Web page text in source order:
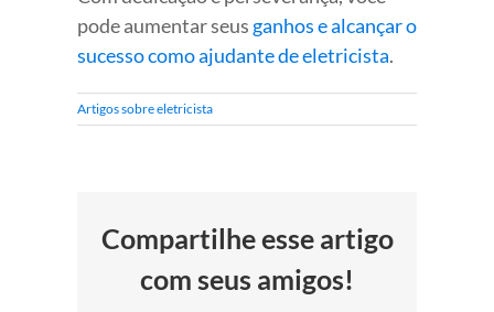
pode aumentar seus ganhos e alcançar o
sucesso como ajudante de eletricista.
Artigos sobre eletricista
Compartilhe esse artigo
com seus amigos!